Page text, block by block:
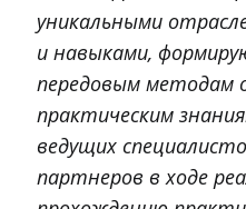
уникальными
и навыками,
передовым методам
практическим
ведущих
партнеров в ходе